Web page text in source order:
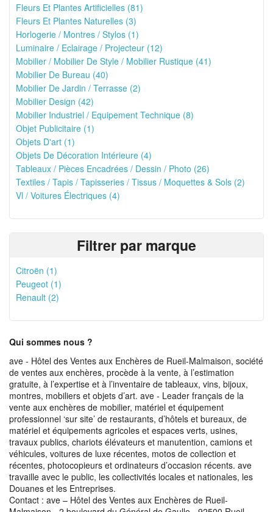
Fleurs Et Plantes Artificielles (81)
Fleurs Et Plantes Naturelles (3)
Horlogerie / Montres / Stylos (1)
Luminaire / Eclairage / Projecteur (12)
Mobilier / Mobilier De Style / Mobilier Rustique (41)
Mobilier De Bureau (40)
Mobilier De Jardin / Terrasse (2)
Mobilier Design (42)
Mobilier Industriel / Equipement Technique (8)
Objet Publicitaire (1)
Objets D'art (1)
Objets De Décoration Intérieure (4)
Tableaux / Pièces Encadrées / Dessin / Photo (26)
Textiles / Tapis / Tapisseries / Tissus / Moquettes & Sols (2)
Vl / Voitures Électriques (4)
Filtrer par marque
Citroën (1)
Peugeot (1)
Renault (2)
Qui sommes nous ?
ave - Hôtel des Ventes aux Enchères de Rueil-Malmaison, société
de ventes aux enchères, procède à la vente, à l’estimation
gratuite, à l’expertise et à l’inventaire de tableaux, vins, bijoux,
montres, mobiliers et objets d’art. ave - Leader français de la
vente aux enchères de mobilier, matériel et équipement
professionnel ‘sur site’ de restaurants, d’hôtels et bureaux, de
matériel et équipements agricoles et espaces verts, usines,
travaux publics, chariots élévateurs et manutention, camions et
véhicules, voitures de luxe récentes, motos de collection et
récentes, photocopieurs et ordinateurs d’occasion récents. ave
travaille avec le public, les collectivités locales et nationales, les
Douanes et les Entreprises.
Contact : ave – Hôtel des Ventes aux Enchères de Rueil-